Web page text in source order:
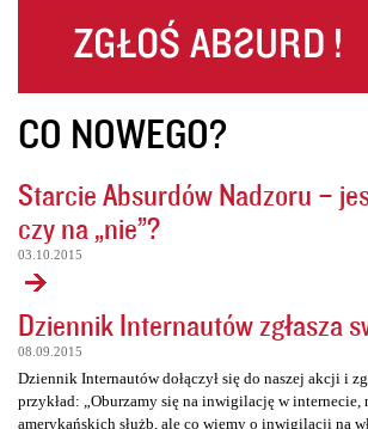
CO NOWEGO?
Starcie Absurdów Nadzoru –
czy na „nie”?
03.10.2015
Dziennik Internautów zgłasza
08.09.2015
Dziennik Internautów dołączył się do naszej akcji i
przykład: „Oburzamy się na inwigilację w internecie,
amerykańskich służb, ale co wiemy o inwigilacji na